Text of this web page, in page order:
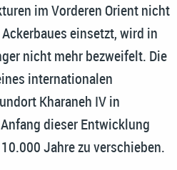
im Vorderen Orient nicht
einsetzt, wird in
nicht mehr bezweifelt. Die
internationalen
Kharaneh IV in
dieser Entwicklung
Jahre zu verschieben.